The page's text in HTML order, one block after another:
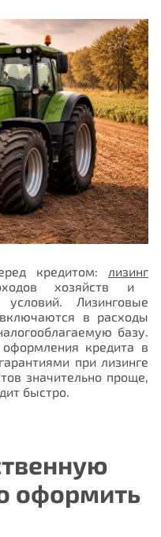
кредитом: лизинг
хозяйств и
Лизинговые
в расходы
базу.
кредита в
при лизинге
значительно проще,
быстро.
оформить